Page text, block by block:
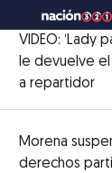
VIDEO: ‘Lady
le devuelve
a repartidor
Morena
derechos